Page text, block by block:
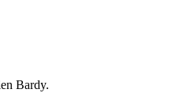
Bardy.